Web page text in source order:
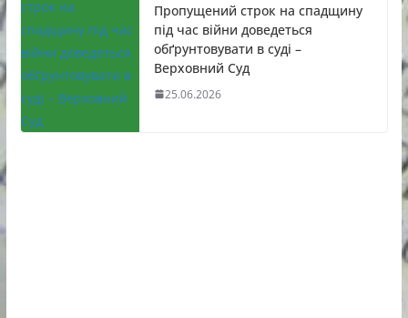
Пропущений строк на спадщину
під час війни доведеться
обґрунтовувати в суді –
Верховний Суд
25.06.2026